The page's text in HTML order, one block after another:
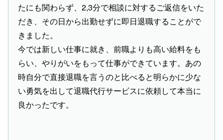
たにも関わらず、2,3分で相談に対するご返信をいた
だき、その日から出勤せずに即日退職することがで
きました。
今では新しい仕事に就き、前職よりも高い給料をも
らい、やりがいをもって仕事ができています。あの
時自分で直接退職を言うのと比べると明らかに少な
い勇気を出して退職代行サービスに依頼して本当に
良かったです。